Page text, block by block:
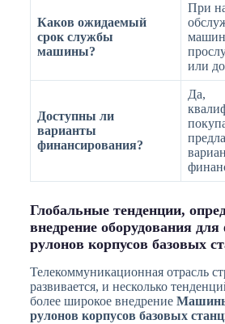
Каков ожидаемый
срок службы
машины?
При
или
Доступны ли
варианты
финансирования?
Да,
Глобальные тенденции,
внедрение оборудования
рулонов корпусов базовых
Телекоммуникационная отрасль
развивается, и несколько
более широкое внедрение
рулонов корпусов базовых